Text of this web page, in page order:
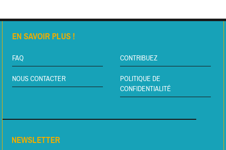
EN SAVOIR PLUS !
FAQ CONTRIBUEZ
NOUS CONTACTER
POLITIQUE DE
CONFIDENTIALITÉ
NEWSLETTER